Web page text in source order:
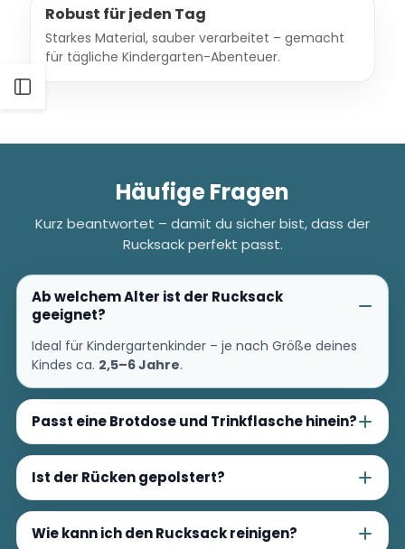
Robust für jeden Tag
Starkes Material, sauber verarbeitet – gemacht
für tägliche Kindergarten-Abenteuer.
Häufige Fragen
Kurz beantwortet – damit du sicher bist, dass der
Rucksack perfekt passt.
Ab welchem Alter ist der Rucksack
geeignet?
Ideal für Kindergartenkinder – je nach Größe deines
Kindes ca. 2,5–6 Jahre.
Passt eine Brotdose und Trinkflasche hinein?
Ist der Rücken gepolstert?
Wie kann ich den Rucksack reinigen?